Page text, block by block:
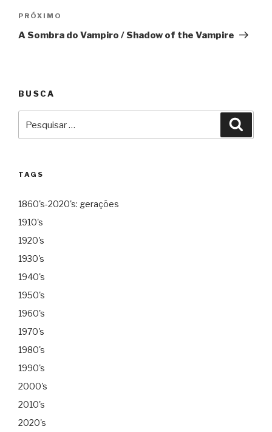
Próximo
PRÓXIMO
A Sombra do Vampiro / Shadow of the Vampire
BUSCA
por:
TAGS
1860's-2020's: gerações
1910's
1920's
1930's
1940's
1950's
1960's
1970's
1980's
1990's
2000's
2010's
2020's